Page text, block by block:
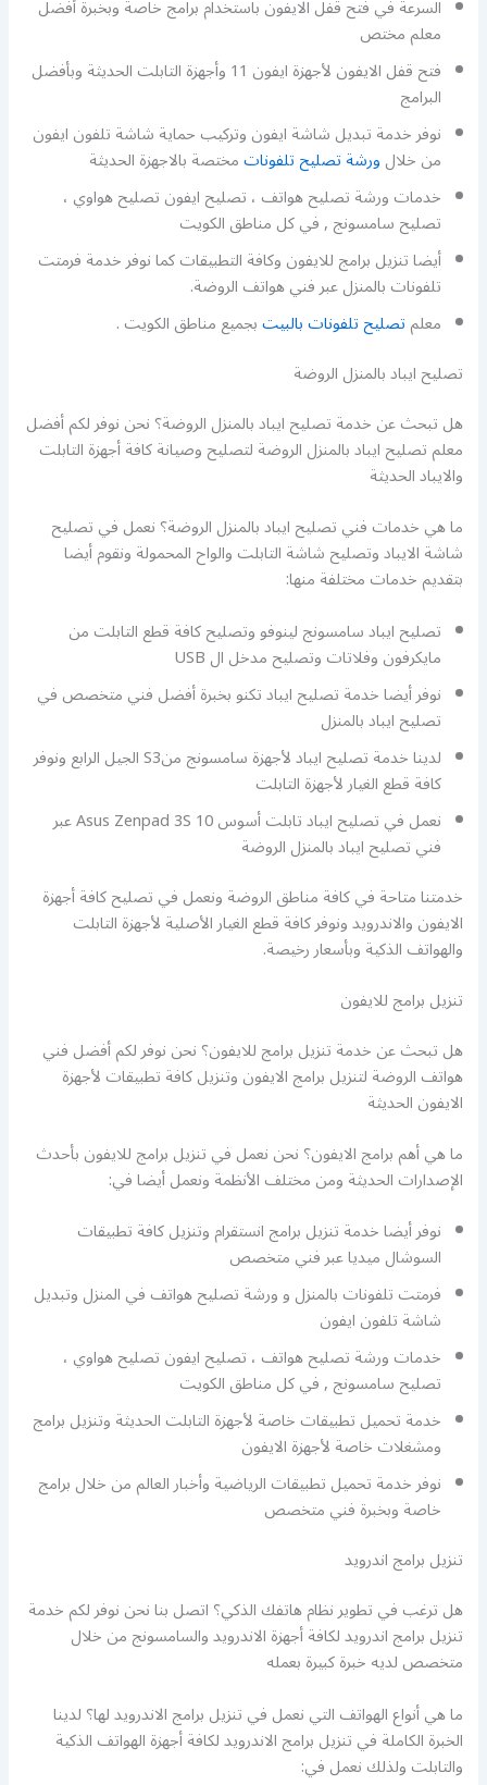
السرعة في فتح قفل الايفون باستخدام برامج خاصة وبخبرة أفضل
معلم مختص
فتح قفل الايفون لأجهزة ايفون 11 وأجهزة التابلت الحديثة وبأفضل
البرامج
نوفر خدمة تبديل شاشة ايفون وتركيب حماية شاشة تلفون ايفون
من خلالورشة تصليح تلفوناتمختصة بالاجهزة الحديثة
خدمات ورشة تصليح هواتف ، تصليح ايفون تصليح هواوي ،
تصليح سامسونج , في كل مناطق الكويت
أيضا تنزيل برامج للايفون وكافة التطبيقات كما نوفر خدمة فرمتت
تلفونات بالمنزل عبر فني هواتف الروضة.
معلمتصليح تلفونات بالبيتبجميع مناطق الكويت .
تصليح ايباد بالمنزل الروضة
هل تبحث عن خدمة تصليح ايباد بالمنزل الروضة؟ نحن نوفر لكم أفضل
معلم تصليح ايباد بالمنزل الروضة لتصليح وصيانة كافة أجهزة التابلت
والايباد الحديثة
ما هي خدمات فني تصليح ايباد بالمنزل الروضة؟ نعمل في تصليح
شاشة الايباد وتصليح شاشة التابلت والواح المحمولة ونقوم أيضا
بتقديم خدمات مختلفة منها:
تصليح ايباد سامسونج لينوفو وتصليح كافة قطع التابلت من
مايكرفون وفلاتات وتصليح مدخل ال USB
نوفر أيضا خدمة تصليح ايباد تكنو بخبرة أفضل فني متخصص في
تصليح ايباد بالمنزل
لدينا خدمة تصليح ايباد لأجهزة سامسونج منS3 الجيل الرابع ونوفر
كافة قطع الغيار لأجهزة التابلت
نعمل في تصليح ايباد تابلت أسوس Asus Zenpad 3S 10 عبر
فني تصليح ايباد بالمنزل الروضة
خدمتنا متاحة في كافة مناطق الروضة ونعمل في تصليح كافة أجهزة
الايفون والاندرويد ونوفر كافة قطع الغيار الأصلية لأجهزة التابلت
والهواتف الذكية وبأسعار رخيصة.
تنزيل برامج للايفون
هل تبحث عن خدمة تنزيل برامج للايفون؟ نحن نوفر لكم أفضل فني
هواتف الروضة لتنزيل برامج الايفون وتنزيل كافة تطبيقات لأجهزة
الايفون الحديثة
ما هي أهم برامج الايفون؟ نحن نعمل في تنزيل برامج للايفون بأحدث
الإصدارات الحديثة ومن مختلف الأنظمة ونعمل أيضا في:
نوفر أيضا خدمة تنزيل برامج انستقرام وتنزيل كافة تطبيقات
السوشال ميديا عبر فني متخصص
فرمتت تلفونات بالمنزل و ورشة تصليح هواتف في المنزل وتبديل
شاشة تلفون ايفون
خدمات ورشة تصليح هواتف ، تصليح ايفون تصليح هواوي ،
تصليح سامسونج , في كل مناطق الكويت
خدمة تحميل تطبيقات خاصة لأجهزة التابلت الحديثة وتنزيل برامج
ومشغلات خاصة لأجهزة الايفون
نوفر خدمة تحميل تطبيقات الرياضية وأخبار العالم من خلال برامج
خاصة وبخبرة فني متخصص
تنزيل برامج اندرويد
هل ترغب في تطوير نظام هاتفك الذكي؟ اتصل بنا نحن نوفر لكم خدمة
تنزيل برامج اندرويد لكافة أجهزة الاندرويد والسامسونج من خلال
متخصص لديه خبرة كبيرة بعمله
ما هي أنواع الهواتف التي نعمل في تنزيل برامج الاندرويد لها؟ لدينا
الخبرة الكاملة في تنزيل برامج الاندرويد لكافة أجهزة الهواتف الذكية
والتابلت ولذلك نعمل في: